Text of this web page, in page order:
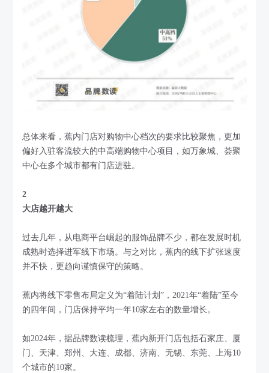
总体来看，蕉内门店对购物中心档次的要求比较聚焦，更加
偏好入驻客流较大的中高端购物中心项目，如万象城、荟聚
中心在多个城市都有门店进驻。
2
大店越开越大
过去几年，从电商平台崛起的服饰品牌不少，都在发展时机
成熟时选择进军线下市场。与之对比，蕉内的线下扩张速度
并不快，更趋向谨慎保守的策略。
蕉内将线下零售布局定义为“着陆计划”，2021年“着陆”至今
的四年间，门店保持平均一年10家左右的数量增长。
如2024年，据品牌数读梳理，蕉内新开门店包括石家庄、厦
门、天津、郑州、大连、成都、济南、无锡、东莞、上海10
个城市的10家。